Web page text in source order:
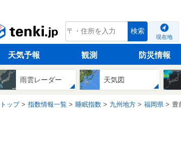
tenki.jp 検索
現在地
天気予報 観測 防災情報
雨雲レーダー 天気図
トップ 指数情報一覧 睡眠指数 九州地方 福岡県 豊